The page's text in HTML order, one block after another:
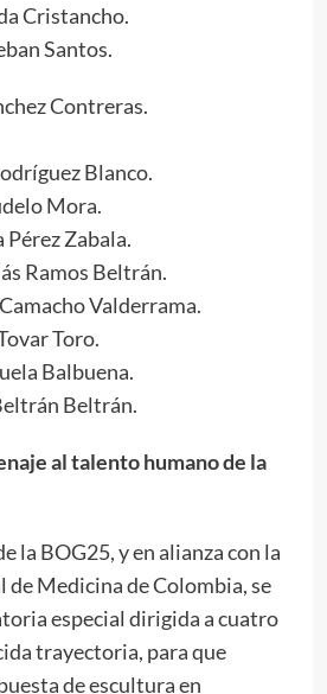
Cristancho.
Santos.
Contreras.
Blanco.
Mora.
Zabala.
Ramos Beltrán.
Valderrama.
Toro.
Balbuena.
Beltrán.
al talento humano de la
la BOG25, y en alianza con la
de Medicina de Colombia, se
especial dirigida a cuatro
trayectoria, para que
de escultura en